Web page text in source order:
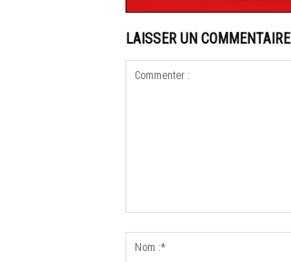
LAISSER UN COMMENTAIRE